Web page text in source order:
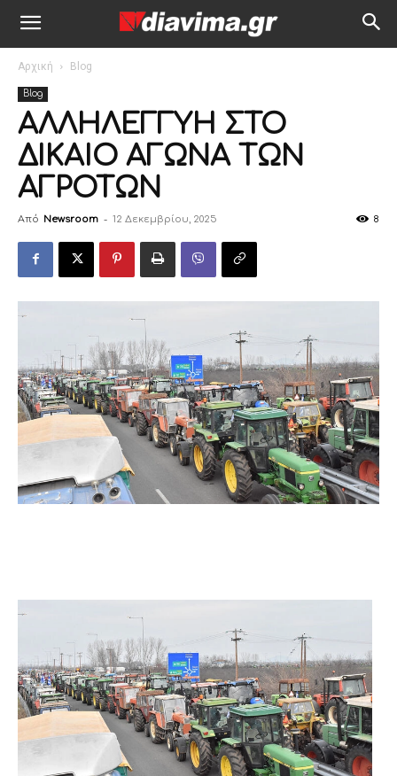
Αρχική Blog
Blog
ΑΛΛΗΛΕΓΓΥΗ ΣΤΟ
ΔΙΚΑΙΟ ΑΓΩΝΑ ΤΩΝ
ΑΓΡΟΤΩΝ
Από Newsroom - 12 Δεκεμβρίου, 2025 8